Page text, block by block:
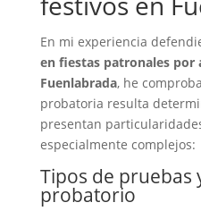
En mi experiencia
en fiestas patronales por
Fuenlabrada, he
probatoria resulta
presentan
especialmente complejos:
Tipos de pruebas
probatorio